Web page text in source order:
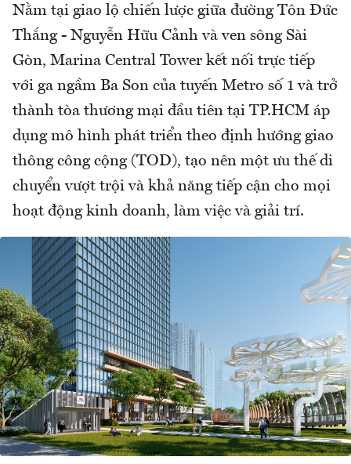
Nằm tại giao lộ chiến lược giữa đường Tôn Đức
Thắng - Nguyễn Hữu Cảnh và ven sông Sài
Gòn, Marina Central Tower kết nối trực tiếp
với ga ngầm Ba Son của tuyến Metro số 1 và trở
thành tòa thương mại đầu tiên tại TP.HCM áp
dụng mô hình phát triển theo định hướng giao
thông công cộng (TOD), tạo nên một ưu thế di
chuyển vượt trội và khả năng tiếp cận cho mọi
hoạt động kinh doanh, làm việc và giải trí.